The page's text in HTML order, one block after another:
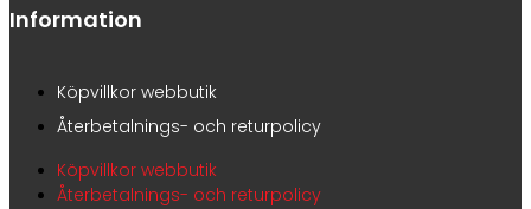
Information
Köpvillkor webbutik
Återbetalnings- och returpolicy
Köpvillkor webbutik
Återbetalnings- och returpolicy